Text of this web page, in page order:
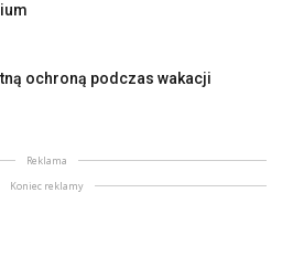
ochroną podczas wakacji
Reklama
Koniec reklamy